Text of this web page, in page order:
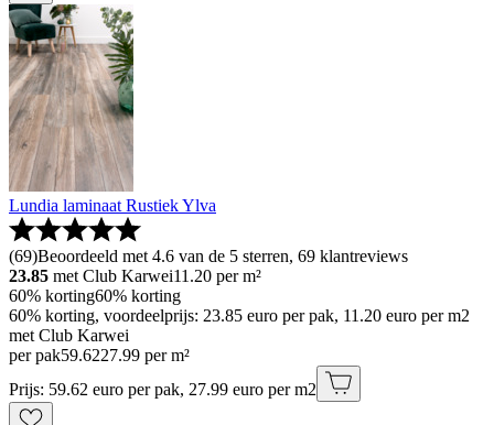
Lundia laminaat Rustiek Ylva
(69)Beoordeeld met 4.6 van de 5 sterren, 69 klantreviews
23.85 met Club Karwei11.20 per m²
60% korting60% korting
60% korting, voordeelprijs: 23.85 euro per pak, 11.20 euro per m2
met Club Karwei
per pak59.6227.99 per m²
Prijs: 59.62 euro per pak, 27.99 euro per m2